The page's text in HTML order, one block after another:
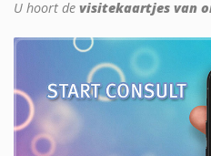
U hoort de visitekaartjes van